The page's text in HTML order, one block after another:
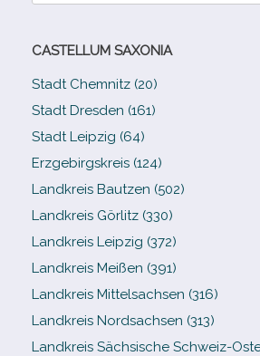
CASTELLUM SAXONIA
Stadt Chemnitz (20)
Stadt Dresden (161)
Stadt Leipzig (64)
Erzgebirgskreis (124)
Landkreis Bautzen (502)
Landkreis Görlitz (330)
Landkreis Leipzig (372)
Landkreis Meißen (391)
Landkreis Mittelsachsen (316)
Landkreis Nordsachsen (313)
Landkreis Sächsische Schweiz-​